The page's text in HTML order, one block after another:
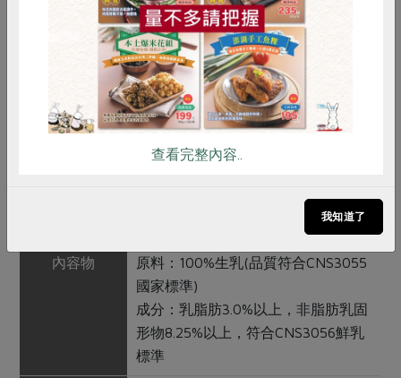
產品規格(*為合作社指定原料)
產品名稱 四方鮮乳-成分無調整(大)-936ml
內容物
原料：100%生乳(品質符合CNS3055
國家標準)
成分：乳脂肪3.0%以上，非脂肪乳固
形物8.25%以上，符合CNS3056鮮乳
標準
雞蛋 食安 共同購買
查看完整內容..
我知道了